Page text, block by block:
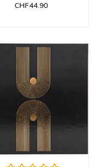
CHF44.90